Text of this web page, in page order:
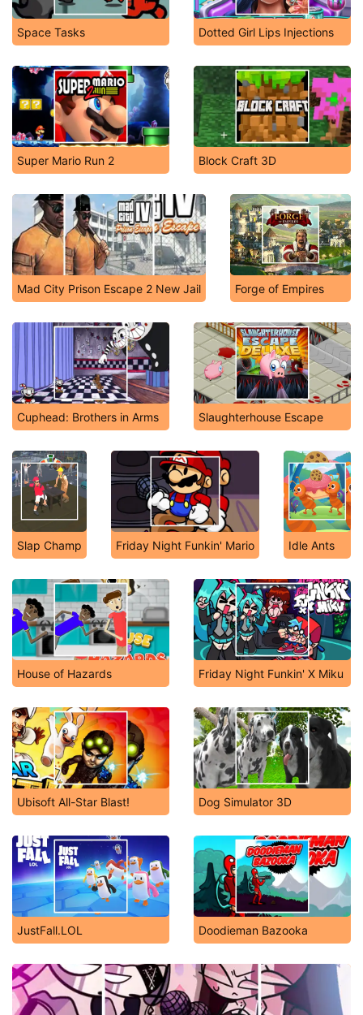
Space Tasks Dotted Girl Lips Injections
Super Mario Run 2 Block Craft 3D
Mad City Prison Escape 2 New Jail Forge of Empires
Cuphead: Brothers in Arms Slaughterhouse Escape
Slap Champ Friday Night Funkin' Mario Idle Ants
House of Hazards Friday Night Funkin' X Miku
Ubisoft All-Star Blast! Dog Simulator 3D
JustFall.LOL Doodieman Bazooka